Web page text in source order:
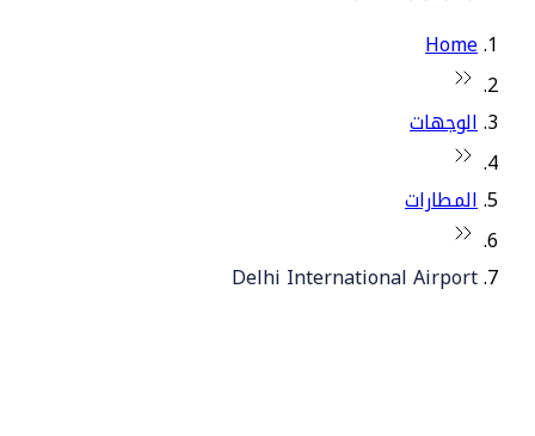
Home
الوجهات
المطارات
Delhi International Airport